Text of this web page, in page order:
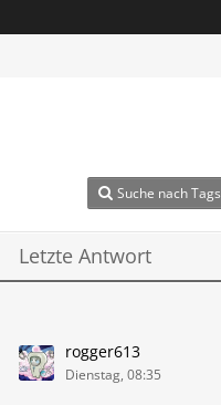
Suche nach Tags
Letzte Antwort
rogger613
Dienstag, 08:35